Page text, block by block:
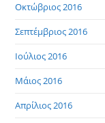
Οκτώβριος 2016
Σεπτέμβριος 2016
Ιούλιος 2016
Μάιος 2016
Απρίλιος 2016